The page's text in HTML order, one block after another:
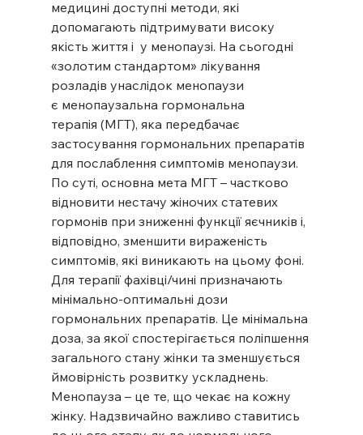
медицині доступні методи, які
допомагають підтримувати високу
якість життя і  у менопаузі. На сьогодні
«золотим стандартом» лікування
розладів унаслідок менопаузи
є менопаузальна гормональна
терапія (МГТ), яка передбачає
застосування гормональних препаратів
для послаблення симптомів менопаузи.
По суті, основна мета МГТ – частково
відновити нестачу жіночих статевих
гормонів при зниженні функції яєчників і,
відповідно, зменшити вираженість
симптомів, які виникають на цьому фоні.
Для терапії фахівці/чині призначають
мінімально-оптимальні дози
гормональних препаратів. Це мінімальна
доза, за якої спостерігається поліпшення
загального стану жінки та зменшується
ймовірність розвитку ускладнень.
Менопауза – це те, що чекає на кожну
жінку. Надзвичайно важливо ставитись